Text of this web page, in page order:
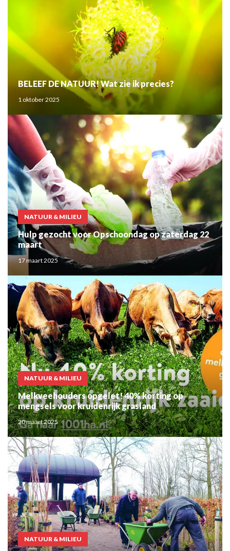
BELEEF DE NATUUR! Wat zie ik precies?
1 oktober 2025
NATUUR & MILIEU
Hulp gezocht voor Opschoondag op zaterdag 22
maart
17 maart 2025
NATUUR & MILIEU
Melkveehouders opgelet! 40% korting op
mengsels voor kruidenrijk grasland
20 maart 2025
NATUUR & MILIEU